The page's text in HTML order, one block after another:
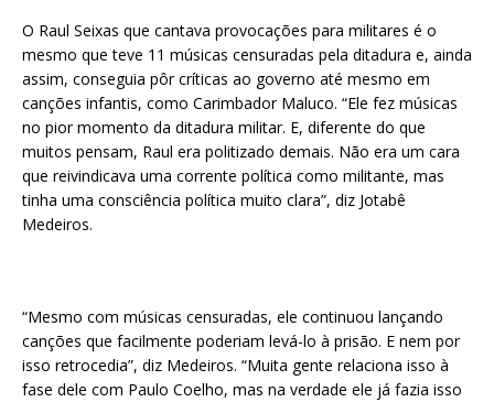
O Raul Seixas que cantava provocações para militares é o
mesmo que teve 11 músicas censuradas pela ditadura e, ainda
assim, conseguia pôr críticas ao governo até mesmo em
canções infantis, como Carimbador Maluco. “Ele fez músicas
no pior momento da ditadura militar. E, diferente do que
muitos pensam, Raul era politizado demais. Não era um cara
que reivindicava uma corrente política como militante, mas
tinha uma consciência política muito clara”, diz Jotabê
Medeiros.
“Mesmo com músicas censuradas, ele continuou lançando
canções que facilmente poderiam levá-lo à prisão. E nem por
isso retrocedia”, diz Medeiros. “Muita gente relaciona isso à
fase dele com Paulo Coelho, mas na verdade ele já fazia isso